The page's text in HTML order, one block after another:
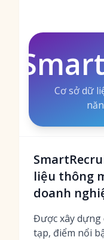
Cơ sở dữ
liệu thông
doanh
Được xây dựng
tạp, điểm nổi